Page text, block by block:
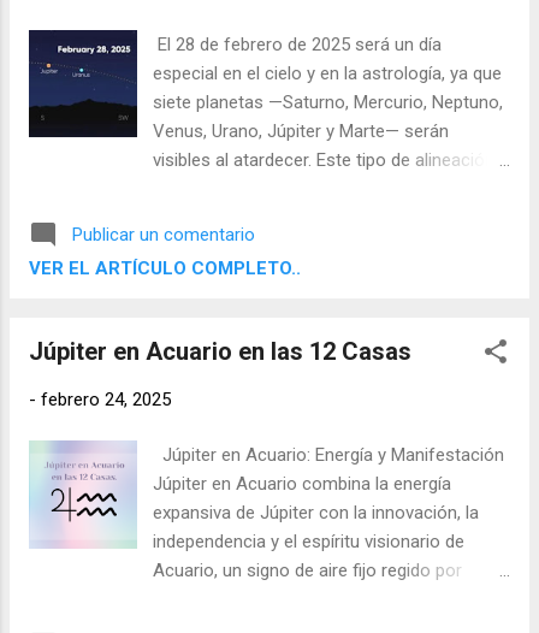
El 28 de febrero de 2025 será un día
especial en el cielo y en la astrología, ya que
siete planetas —Saturno, Mercurio, Neptuno,
Venus, Urano, Júpiter y Marte— serán
visibles al atardecer. Este tipo de alineación
todos los signos zodiacales de diferentes
maneras. Veamos qué significa esta
Publicar un comentario
VER EL ARTÍCULO COMPLETO..
Júpiter en Acuario en las 12 Casas
- febrero 24, 2025
Júpiter en Acuario: Energía y Manifestación
Júpiter en Acuario combina la energía
expansiva de Júpiter con la innovación, la
independencia y el espíritu visionario de
Acuario, un signo de aire fijo regido por